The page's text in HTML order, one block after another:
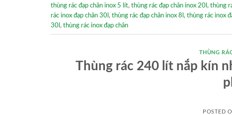
thùng rác đạp chân inox 5 lít, thùng rác đạp chân inox 20l , thùng
rác inox đạp chân 30l , thùng rác đạp chân inox 8l , thùng rác inox
30l , thùng rác inox đạp chân
THÙNG
Thùng rác 240 lít nắp kín
POSTED